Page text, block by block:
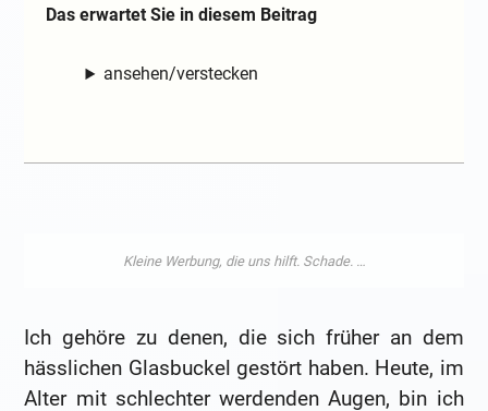
Das erwartet Sie in diesem Beitrag
ansehen/verstecken
Ich gehöre zu denen, die sich früher an dem
hässlichen Glasbuckel gestört haben. Heute, im
Alter mit schlechter werdenden Augen, bin ich